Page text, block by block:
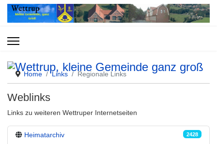
Home Links Regionale Links
Weblinks
Links zu weiteren Wettruper Internetseiten
Heimatarchiv 2428